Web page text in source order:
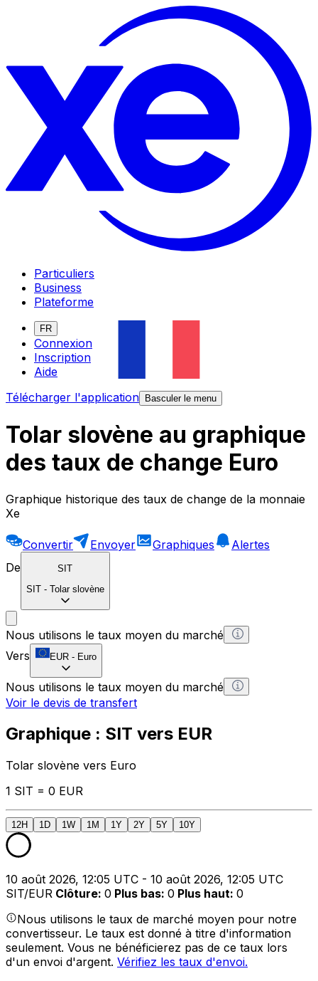
Particuliers
Business
Plateforme
FR
Connexion
Inscription
Aide
Télécharger l'application
Basculer le menu
Tolar slovène au graphique
des taux de change Euro
Graphique historique des taux de change de la monnaie
Xe
Convertir Envoyer Graphiques
Alertes
De
SIT
SIT - Tolar slovène
Nous utilisons le taux moyen du marché
Vers
EUR - Euro
Nous utilisons le taux moyen du marché
Voir le devis de transfert
Graphique : SIT vers EUR
Tolar slovène vers Euro
1 SIT = 0 EUR
12H 1D 1W 1M 1Y 2Y 5Y 10Y
10 août 2026, 12:05 UTC - 10 août 2026, 12:05 UTC
SIT/EUR Clôture: 0 Plus bas: 0 Plus haut: 0
Nous utilisons le taux de marché moyen pour notre
convertisseur. Le taux est donné à titre d'information
seulement. Vous ne bénéficierez pas de ce taux lors
d'un envoi d'argent. Vérifiez les taux d'envoi.